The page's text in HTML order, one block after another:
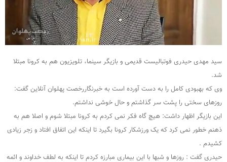
سید مهدی حیدری فوتبالیست قدیمی و بازیگر سینما، تلویزیون هم به کرونا مبتلا
شد.
وی که بهبودی کامل را به دست آورده است به خبرنگاررخصت پهلوان آنلاین گفت:
روزهای سختی را پشت سر گذاشتم و حال خوشی نداشتم.
این بازیگر اظهار داشت: هیچ گاه فکر نمی کردم به کرونا مبتلا شوم و اصلا هم به
ذهنم خطور نمی کرد که یک ورزشکار کرونا بگیرد تا اینکه این اتفاق افتاد و زجر زیادی
کشیدم .
حیدری گفت : روزها و شبها با این بیماری مبارزه کردم تا اینکه به لطف خداوند و ائمه